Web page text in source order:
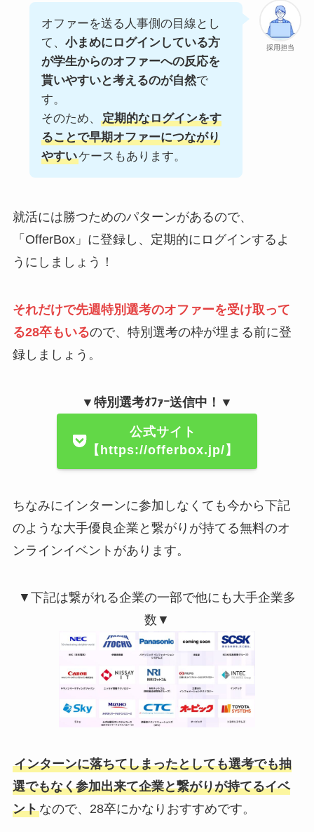
採用担当
オファーを送る人事側の目線とし
て、 小まめにログインしている方
が学生からのオファーへの反応を
貰いやすいと考えるのが自然で
す。
そのため、
定期的なログインをす
ることで早期オファーにつながり
やすいケースもあります。
就活には勝つためのパターンがあるので、
「OfferBox」に登録し、定期的にログインするよ
うにしましょう！
それだけで先週特別選考のオファーを受け取って
る28卒もいるので、特別選考の枠が埋まる前に登
録しましょう。
▼特別選考ｵﾌｧｰ送信中！▼
公式サイト
【https://offerbox.jp/】
ちなみにインターンに参加しなくても今から下記
のような大手優良企業と繋がりが持てる無料のオ
ンラインイベントがあります。
▼下記は繋がれる企業の一部で他にも大手企業多
数▼
インターンに落ちてしまったとしても選考でも抽
選でもなく参加出来て企業と繋がりが持てるイベ
ントなので、28卒にかなりおすすめです。